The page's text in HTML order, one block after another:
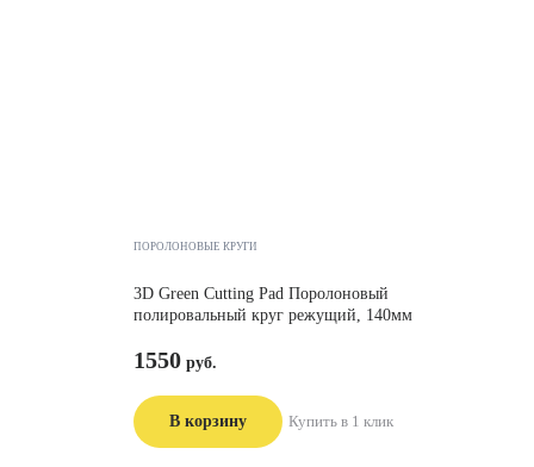
ПОРОЛОНОВЫЕ КРУГИ
3D Green Cutting Pad Поролоновый
полировальный круг режущий, 140мм
1550
В корзину Купить в 1 клик